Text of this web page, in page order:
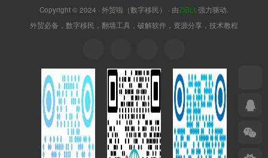
Copyright © 2024 · 外贸啦（数字移民） · 由ZIBLL强力驱动.
外贸必备，数字移民，翻墙工具，破解软件，资源分享，技术教程